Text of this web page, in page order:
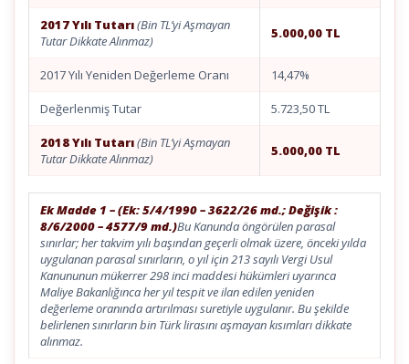
2017 Yılı Tutarı(Bin TL’yi Aşmayan
Tutar Dikkate Alınmaz)
5.000,00 TL
2017 Yılı Yeniden Değerleme Oranı 14,47%
Değerlenmiş Tutar 5.723,50 TL
2018 Yılı Tutarı(Bin TL’yi Aşmayan
Tutar Dikkate Alınmaz)
5.000,00 TL
Ek Madde 1 – (Ek: 5/4/1990 – 3622/26 md.; Değişik :
8/6/2000 – 4577/9 md.)Bu Kanunda öngörülen parasal
sınırlar; her takvim yılı başından geçerli olmak üzere, önceki yılda
uygulanan parasal sınırların, o yıl için 213 sayılı Vergi Usul
Kanununun mükerrer 298 inci maddesi hükümleri uyarınca
Maliye Bakanlığınca her yıl tespit ve ilan edilen yeniden
değerleme oranında artırılması suretiyle uygulanır. Bu şekilde
belirlenen sınırların bin Türk lirasını aşmayan kısımları dikkate
alınmaz.